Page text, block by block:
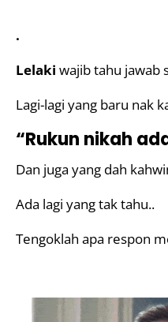
.
Lelaki wajib tahu jawab
Lagi-lagi yang baru nak
“Rukun nikah
Dan juga yang dah
Ada lagi yang tak tahu..
Tengoklah apa respon